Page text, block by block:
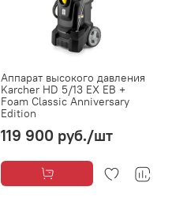
Аппарат высокого давления
Karcher HD 5/13 EX EB +
Foam Classic Anniversary
Edition
119 900 руб./шт